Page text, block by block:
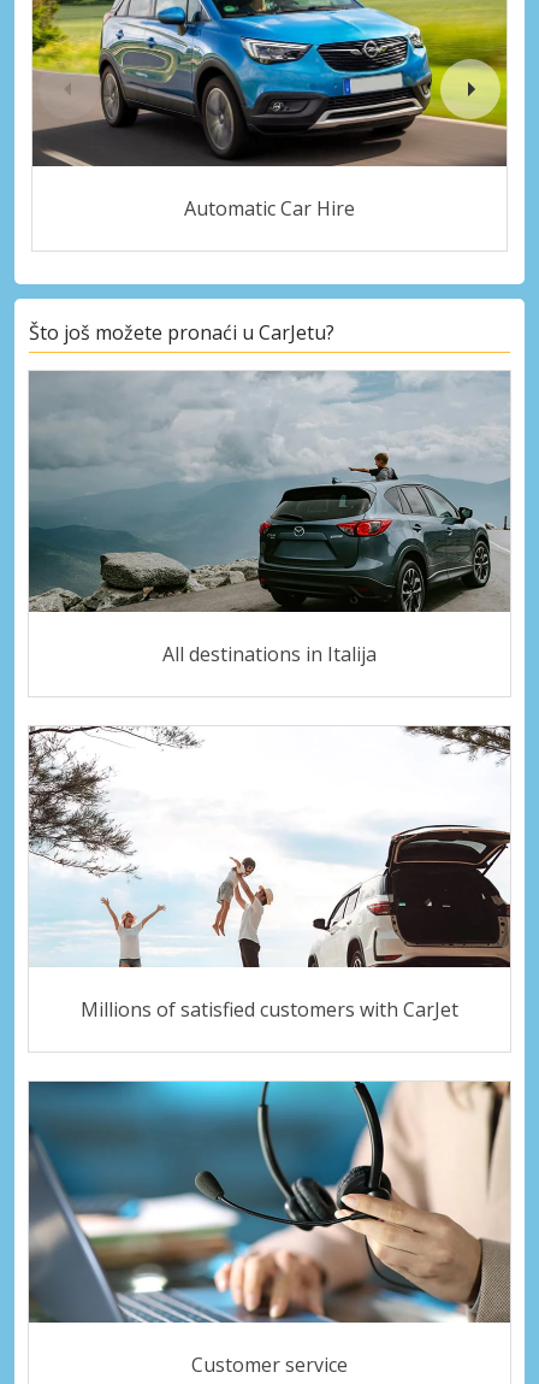
Automatic Car Hire
Što još možete pronaći u CarJetu?
All destinations in Italija
Millions of satisfied customers with CarJet
Customer service